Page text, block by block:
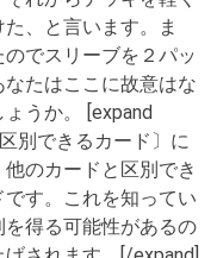
、と言います。ま
でスリーブを２パッ
たはここに故意はな
うか。 [expand
別できるカード〕に
のカードと区別でき
す。これを知ってい
得る可能性があるの